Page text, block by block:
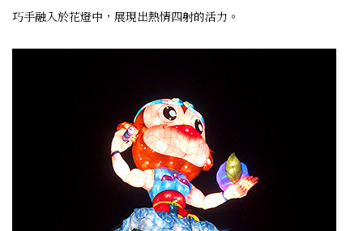
巧手融入於花燈中，展現出熱情四射的活力。